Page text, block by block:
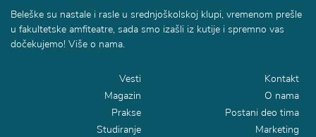
Beleške su nastale i rasle u srednjoškolskoj klupi, vremenom prešle
u fakultetske amfiteatre, sada smo izašli iz kutije i spremno vas
dočekujemo! Više o nama.
Vesti
Magazin
Prakse
Studiranje
Kontakt
O nama
Postani deo tima
Marketing